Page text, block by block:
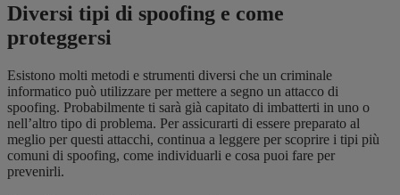
Diversi tipi di spoofing e come
proteggersi
Esistono molti metodi e strumenti diversi che un criminale
informatico può utilizzare per mettere a segno un attacco di
spoofing. Probabilmente ti sarà già capitato di imbatterti in uno o
nell’altro tipo di problema. Per assicurarti di essere preparato al
meglio per questi attacchi, continua a leggere per scoprire i tipi più
comuni di spoofing, come individuarli e cosa puoi fare per
prevenirli.